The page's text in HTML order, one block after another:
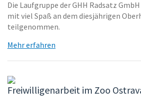
Die Laufgruppe der GHH Radsatz
mit viel Spaß an dem diesjährigen
teilgenommen.
Mehr erfahren
Freiwilligenarbeit im Zoo